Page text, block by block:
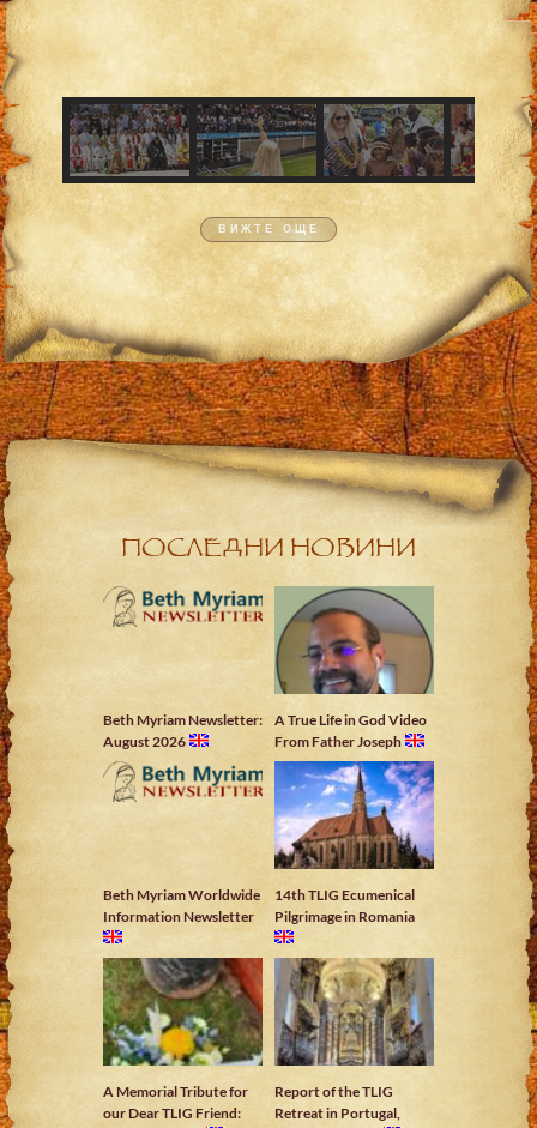
ВИЖТЕ ОЩЕ
ПОСЛЕДНИ НОВИНИ
Beth Myriam Newsletter:
August 2026
A True Life in God Video
From Father Joseph
Beth Myriam Worldwide
Information Newsletter
14th TLIG Ecumenical
Pilgrimage in Romania
A Memorial Tribute for
our Dear TLIG Friend:
Report of the TLIG
Retreat in Portugal,